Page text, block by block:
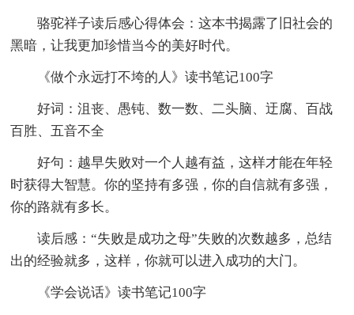
骆驼祥子读后感心得体会：这本书揭露了旧社会的
黑暗，让我更加珍惜当今的美好时代。
《做个永远打不垮的人》读书笔记100字
好词：沮丧、愚钝、数一数、二头脑、迂腐、百战
百胜、五音不全
好句：越早失败对一个人越有益，这样才能在年轻
时获得大智慧。你的坚持有多强，你的自信就有多强，
你的路就有多长。
读后感：“失败是成功之母”失败的次数越多，总结
出的经验就多，这样，你就可以进入成功的大门。
《学会说话》读书笔记100字